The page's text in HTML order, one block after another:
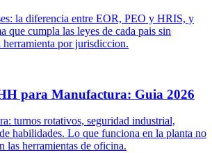
la diferencia entre EOR, PEO y HRIS, y
que cumpla las leyes de cada pais sin
por jurisdiccion.
para Manufactura: Guia 2026
turnos rotativos, seguridad industrial,
habilidades. Lo que funciona en la planta no
las herramientas de oficina.